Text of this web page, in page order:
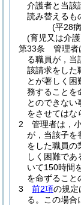
介護者と当該
読み替えるも
(平28
(育児又は介
第33条
管理者
る職員が，当
該請求をした
とが著しく困
務することを
とのできない
をさせてはな
2
管理者は，
が，当該子を
をした職員の
しく困難で
いて150時間
を命ずること
3
前2項の規定
る。
この場合